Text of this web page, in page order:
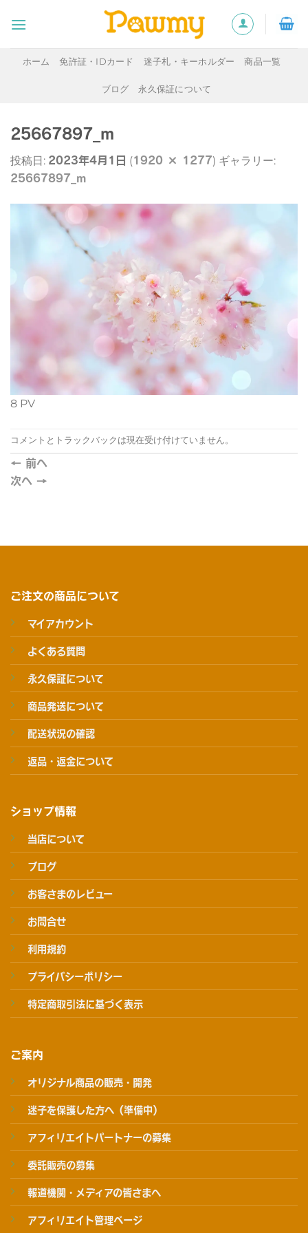
ホーム 免許証・IDカード 迷子札・キーホルダー 商品一覧
ブログ 永久保証について
25667897_m
投稿日: 2023年4月1日 (1920 × 1277) ギャラリー:
25667897_m
8 PV
コメントとトラックバックは現在受け付けていません。
← 前へ
次へ →
ご注文の商品について
マイアカウント
よくある質問
永久保証について
商品発送について
配送状況の確認
返品・返金について
ショップ情報
当店について
ブログ
お客さまのレビュー
お問合せ
利用規約
プライバシーポリシー
特定商取引法に基づく表示
ご案内
オリジナル商品の販売・開発
迷子を保護した方へ（準備中）
アフィリエイトパートナーの募集
委託販売の募集
報道機関・メディアの皆さまへ
アフィリエイト管理ページ